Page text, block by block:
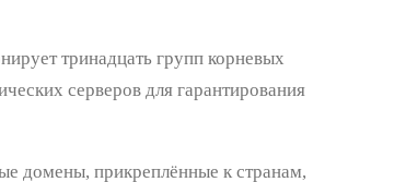
тринадцать групп корневых
серверов для гарантирования
домены, прикреплённые к странам,